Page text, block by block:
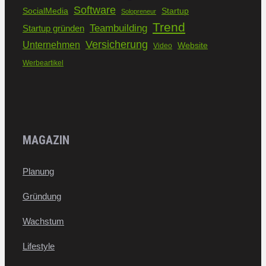
SocialMedia Software Solopreneur Startup
Startup gründen Teambuilding Trend
Unternehmen Versicherung Video Website
Werbeartikel
MAGAZIN
Planung
Gründung
Wachstum
Lifestyle